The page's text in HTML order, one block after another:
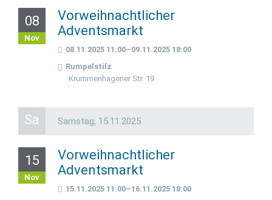
08
Nov
Vorweihnachtlicher
Adventsmarkt
08.11.2025 11:00–09.11.2025 18:00
Rumpelstilz
Krummenhagener Str. 19
Sa Samstag, 15.11.2025
15
Nov
Vorweihnachtlicher
Adventsmarkt
15.11.2025 11:00–16.11.2025 18:00